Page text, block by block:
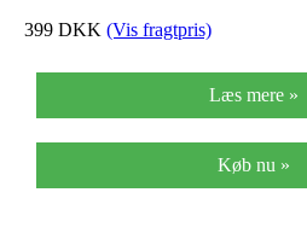
399 DKK (Vis fragtpris)
Læs mere »
Køb nu »